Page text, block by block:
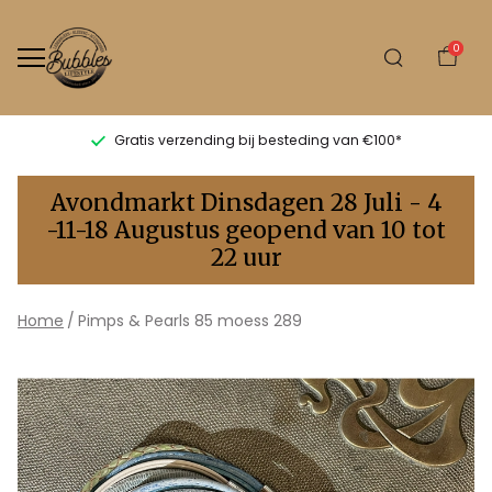
0
Gratis verzending bij besteding van €100*
Pimps
Pearls
85
moess
289
-
Avondmarkt Dinsdagen 28 Juli - 4
-11-18 Augustus geopend van 10 tot
22 uur
Home Pimps & Pearls 85 moess 289